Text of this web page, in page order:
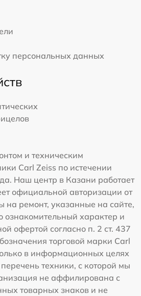
персональных данных
и техническим
Carl Zeiss по истечении
Наш центр в Казани работает
официальной авторизации от
на ремонт, указанные на сайте,
ознакомительный характер и
офертой согласно п. 2 ст. 437
торговой марки Carl
в информационных целях
техники, с которой мы
не аффилирована с
товарных знаков и не